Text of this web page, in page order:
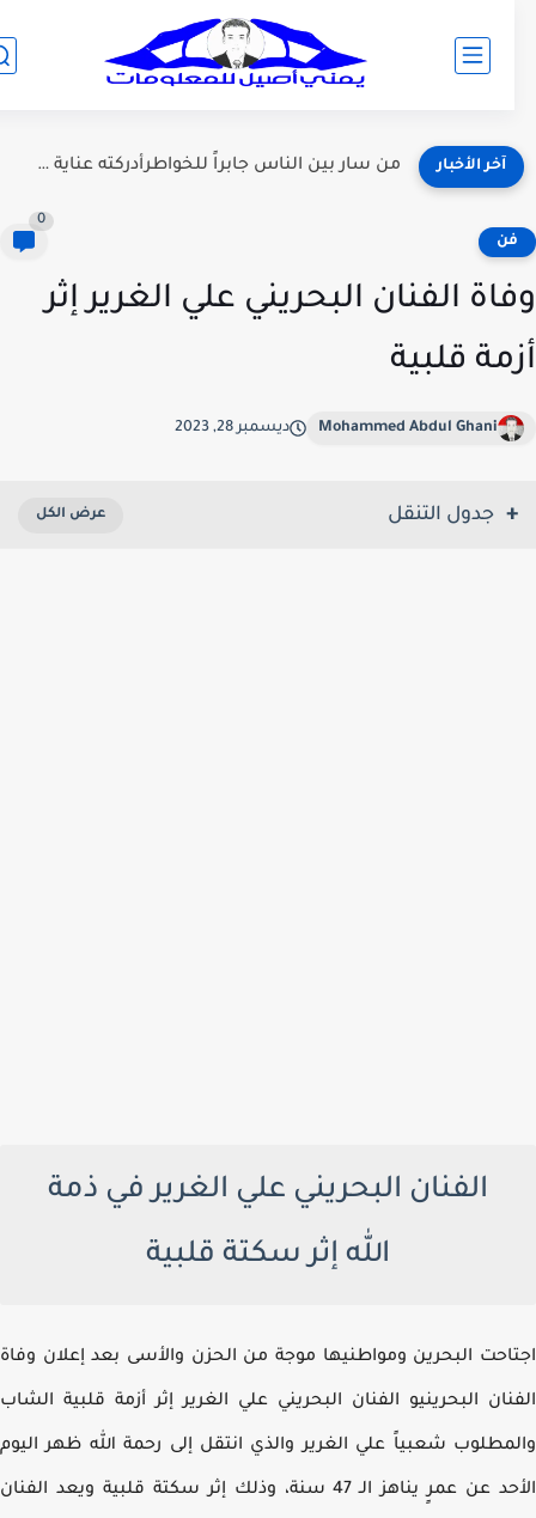
آخر الأخبار المنتخب اليمني للناشئين: رحلة الصعود الملهمة نحو العالمية
الفنان البحريني علي الغرير إثر
قلبية
Mohammed Abdul Ghani ديسمبر 28, 2023
جدول التنقل
الفنان البحريني علي الغرير في ذمة
الله إثر سكتة قلبية
البحرين ومواطنيها موجة من الحزن والأسى بعد إعلان وفاة
البحرينيو الفنان البحريني علي الغرير إثر أزمة قلبية الشاب
شعبياً علي الغرير والذي انتقل إلى رحمة الله ظهر اليوم
الأحد عن عمرٍ يناهز الـ 47 سنة، وذلك إثر سكتة قلبية ويعد الفنان